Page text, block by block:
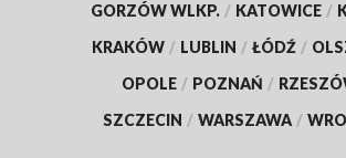
GORZÓW WLKP. / KATOWICE /
KRAKÓW / LUBLIN / ŁÓDŹ /
OPOLE / POZNAŃ /
SZCZECIN / WARSZAWA /